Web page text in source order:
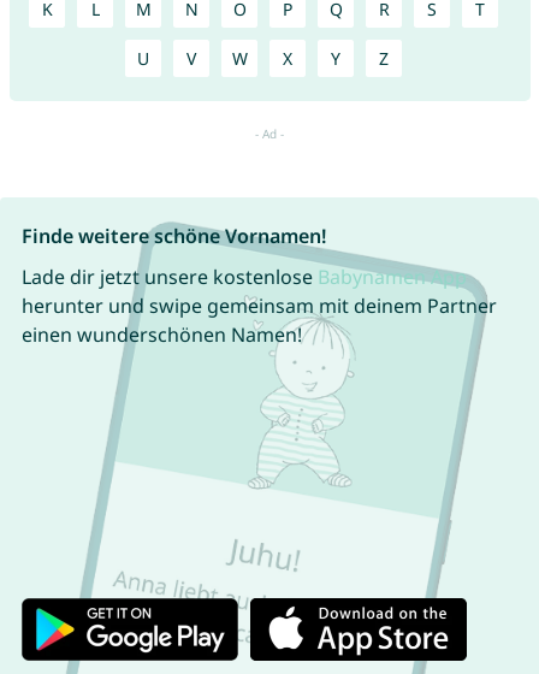
K L M N O P Q R S T
U V W X Y Z
Finde weitere schöne Vornamen!
Lade dir jetzt unsere kostenlose Babynamen App
herunter und swipe gemeinsam mit deinem Partner
einen wunderschönen Namen!